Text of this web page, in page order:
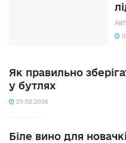
Як правильно
у бутлях
20.02.2026
Біле вино для